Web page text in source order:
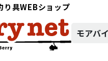
り具WEBショップ